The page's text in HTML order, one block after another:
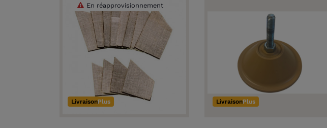
LivraisonPlus
En réapprovisionnement
LivraisonPlus